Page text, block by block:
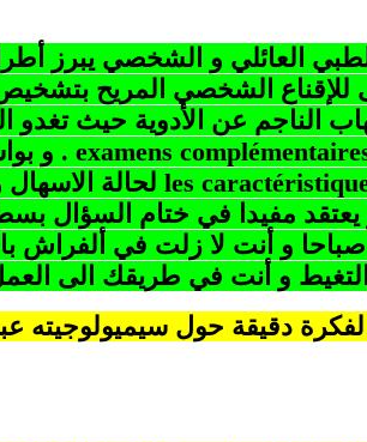
العائلي و الشخصي يبرز
للإقناع الشخصي المريح
الناجم عن الأدوية حيث
examens . و
les لحالة
و أنت لا زلت في ألفراش
و أنت في طريقك الى
دقيقة حول